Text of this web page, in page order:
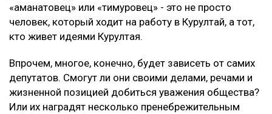
«аманатовец» или «тимуровец» - это не просто
человек, который ходит на работу в Курултай, а тот,
кто живет идеями Курултая.
Впрочем, многое, конечно, будет зависеть от самих
депутатов. Смогут ли они своими делами, речами и
жизненной позицией добиться уважения общества?
Или их наградят несколько пренебрежительным